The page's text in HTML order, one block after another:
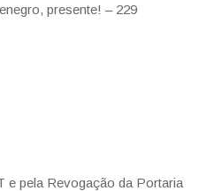
presente! – 229
e pela Revogação da Portaria